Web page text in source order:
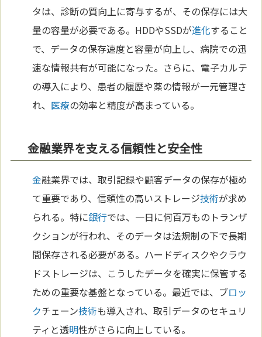
タは、診断の質向上に寄与するが、その保存には大
量の容量が必要である。HDDやSSDが進化すること
で、データの保存速度と容量が向上し、病院での迅
速な情報共有が可能になった。さらに、電子カルテ
の導入により、患者の履歴や薬の情報が一元管理さ
れ、 医療の効率と精度が高まっている。
金融業界を支える信頼性と安全性
金融業界では、取引記録や顧客データの保存が極め
て重要であり、信頼性の高いストレージ技術が求め
られる。特に銀行では、一日に何百万ものトランザ
クションが行われ、そのデータは法規制の下で長期
間保存される必要がある。ハードディスクやクラウ
ドストレージは、こうしたデータを確実に保管する
ための重要な基盤となっている。最近では、ブロッ
クチェーン技術も導入され、取引データのセキュリ
ティと透明性がさらに向上している。